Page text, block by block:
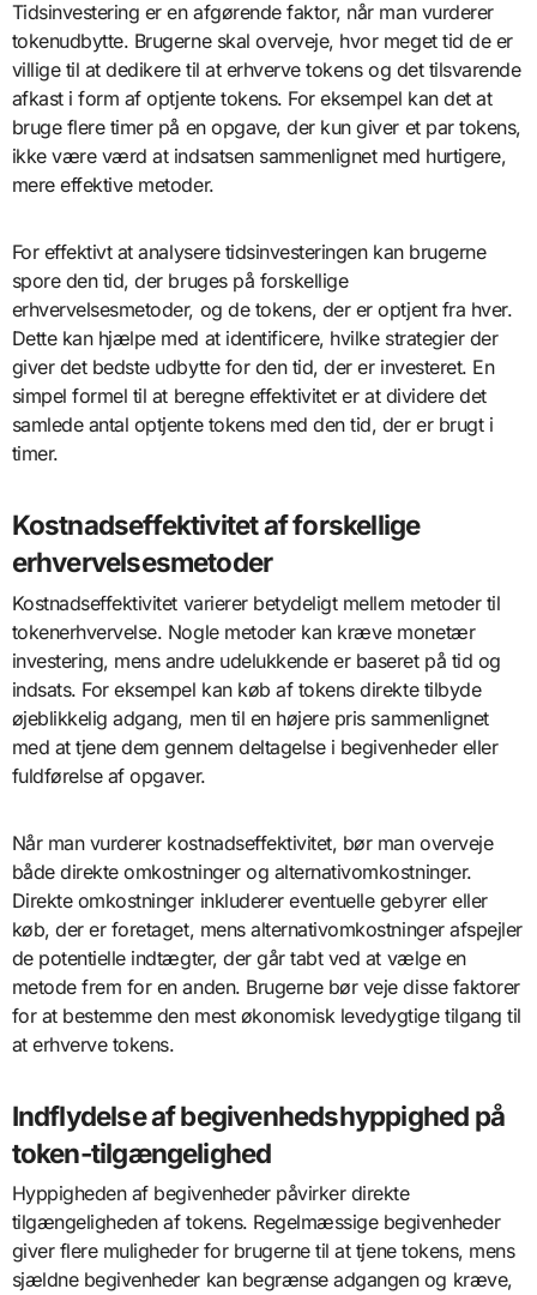
Tidsinvestering er en afgørende faktor, når man vurderer
tokenudbytte. Brugerne skal overveje, hvor meget tid de er
villige til at dedikere til at erhverve tokens og det tilsvarende
afkast i form af optjente tokens. For eksempel kan det at
bruge flere timer på en opgave, der kun giver et par tokens,
ikke være værd at indsatsen sammenlignet med hurtigere,
mere effektive metoder.
For effektivt at analysere tidsinvesteringen kan brugerne
spore den tid, der bruges på forskellige
erhvervelsesmetoder, og de tokens, der er optjent fra hver.
Dette kan hjælpe med at identificere, hvilke strategier der
giver det bedste udbytte for den tid, der er investeret. En
simpel formel til at beregne effektivitet er at dividere det
samlede antal optjente tokens med den tid, der er brugt i
timer.
Kostnadseffektivitet af forskellige
erhvervelsesmetoder
Kostnadseffektivitet varierer betydeligt mellem metoder til
tokenerhvervelse. Nogle metoder kan kræve monetær
investering, mens andre udelukkende er baseret på tid og
indsats. For eksempel kan køb af tokens direkte tilbyde
øjeblikkelig adgang, men til en højere pris sammenlignet
med at tjene dem gennem deltagelse i begivenheder eller
fuldførelse af opgaver.
Når man vurderer kostnadseffektivitet, bør man overveje
både direkte omkostninger og alternativomkostninger.
Direkte omkostninger inkluderer eventuelle gebyrer eller
køb, der er foretaget, mens alternativomkostninger afspejler
de potentielle indtægter, der går tabt ved at vælge en
metode frem for en anden. Brugerne bør veje disse faktorer
for at bestemme den mest økonomisk levedygtige tilgang til
at erhverve tokens.
Indflydelse af begivenhedshyppighed på
token-tilgængelighed
Hyppigheden af begivenheder påvirker direkte
tilgængeligheden af tokens. Regelmæssige begivenheder
giver flere muligheder for brugerne til at tjene tokens, mens
sjældne begivenheder kan begrænse adgangen og kræve,